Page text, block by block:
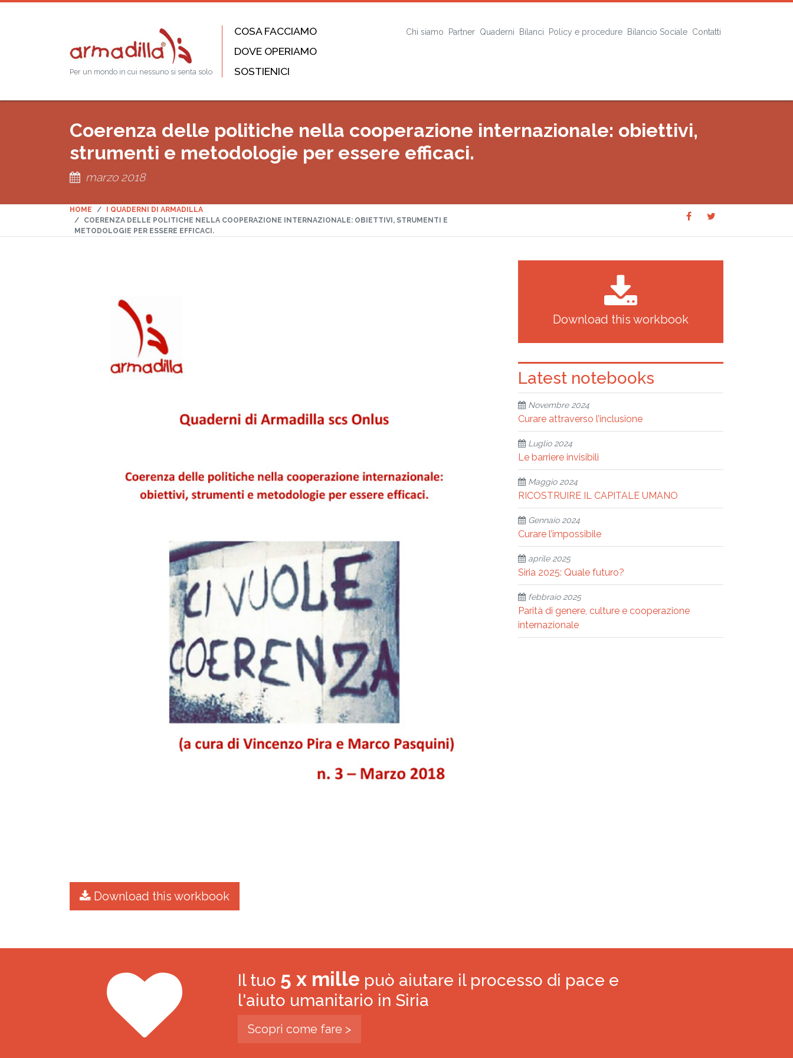
Per un mondo in cui nessuno si senta solo
COSA FACCIAMO
DOVE OPERIAMO
SOSTIENICI
Chi siamo Partner Quaderni Bilanci Policy e procedure Bilancio Sociale Contatti
Coerenza delle politiche nella cooperazione internazionale: obiettivi,
strumenti e metodologie per essere efficaci.
marzo 2018
HOME
I QUADERNI DI ARMADILLA
COERENZA DELLE POLITICHE NELLA COOPERAZIONE INTERNAZIONALE: OBIETTIVI, STRUMENTI E
METODOLOGIE PER ESSERE EFFICACI.
Share
Download this workbook
Download this workbook
Latest notebooks
Novembre 2024
Curare attraverso l’inclusione
Luglio 2024
Le barriere invisibili
Maggio 2024
RICOSTRUIRE IL CAPITALE UMANO
Gennaio 2024
Curare l’impossibile
aprile 2025
Siria 2025: Quale futuro?
febbraio 2025
Parità di genere, culture e cooperazione
internazionale
Il tuo 5 x mille può aiutare il processo di pace e
l'aiuto umanitario in Siria
Scopri come fare >